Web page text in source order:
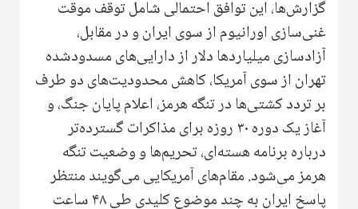
گزارش‌ها، این توافق احتمالی شامل توقف موقت
غنی‌سازی اورانیوم از سوی ایران و در مقابل،
آزادسازی میلیاردها دلار از دارایی‌های مسدودشده
تهران از سوی آمریکا، کاهش محدودیت‌های دو طرف
بر تردد کشتی‌ها در تنگه هرمز، اعلام پایان جنگ، و
آغاز یک دوره ۳۰ روزه برای مذاکرات گسترده‌تر
درباره برنامه هسته‌ای، تحریم‌ها و وضعیت تنگه
هرمز می‌شود. مقام‌های آمریکایی می‌گویند منتظر
پاسخ ایران به چند موضوع کلیدی طی ۴۸ ساعت